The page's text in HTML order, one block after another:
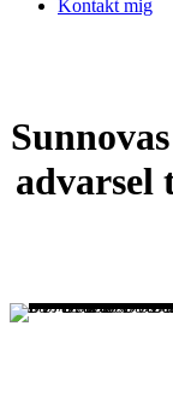
Kontakt mig
advarsel